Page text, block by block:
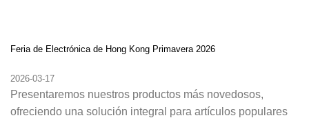
Feria de Electrónica de Hong Kong Primavera 2026
2026-03-17
Presentaremos nuestros productos más novedosos,
ofreciendo una solución integral para artículos populares